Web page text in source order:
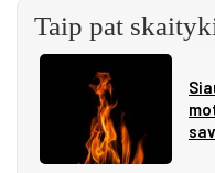
Taip pat